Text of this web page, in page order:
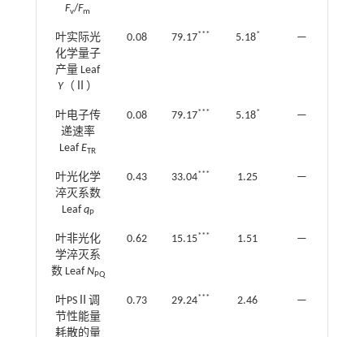
Fv/Fm
叶实际光
化学量子
产量 Leaf
Y（Ⅱ）
0.08 79.17*** 5.18* —
叶电子传
递速率
LeafETR
0.08 79.17*** 5.18* —
叶光化学
淬灭系数
LeafqP
0.43 33.04*** 1.25 —
叶非光化
学淬灭系
数 LeafNPQ
0.62 15.15*** 1.51 —
叶PSⅡ调
节性能量
耗散的量
0.73 29.24*** 2.46 —